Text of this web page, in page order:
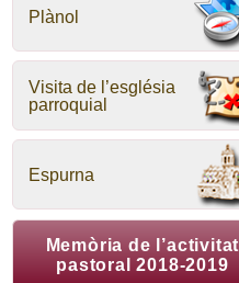
Plànol
Visita de l’església
parroquial
Espurna
Memòria de l’activitat
pastoral 2018-2019